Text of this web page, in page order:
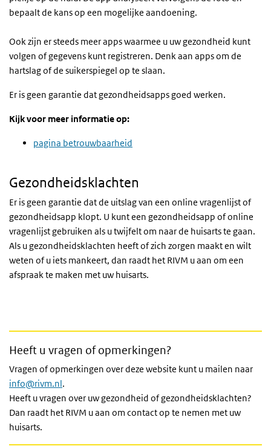
bepaalt de kans op een mogelijke aandoening.
Ook zijn er steeds meer apps waarmee u uw gezondheid kunt
volgen of gegevens kunt registreren. Denk aan apps om de
hartslag of de suikerspiegel op te slaan.
Er is geen garantie dat gezondheidsapps goed werken.
Kijk voor meer informatie op:
pagina betrouwbaarheid
Gezondheidsklachten
Er is geen garantie dat de uitslag van een online vragenlijst of
gezondheidsapp klopt. U kunt een gezondheidsapp of online
vragenlijst gebruiken als u twijfelt om naar de huisarts te gaan.
Als u gezondheidsklachten heeft of zich zorgen maakt en wilt
weten of u iets mankeert, dan raadt het RIVM u aan om een
afspraak te maken met uw huisarts.
Heeft u vragen of opmerkingen?
Vragen of opmerkingen over deze website kunt u mailen naar
info@rivm.nl.
Heeft u vragen over uw gezondheid of gezondheidsklachten?
Dan raadt het RIVM u aan om contact op te nemen met uw
huisarts.